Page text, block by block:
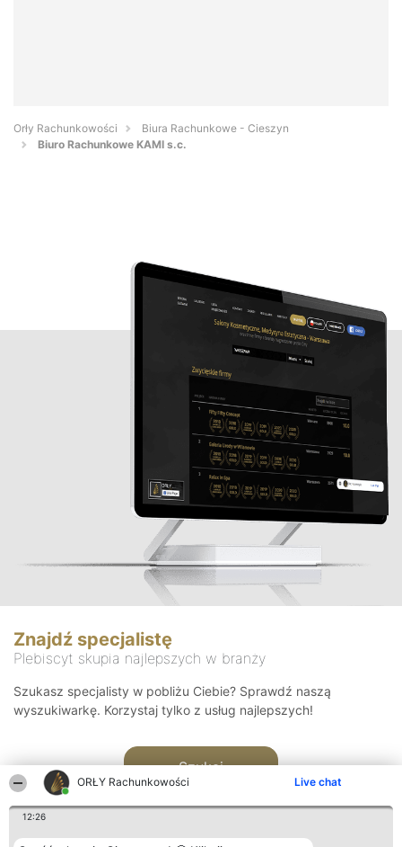
ORŁY Rachunkowości Live chat
12:26
Orły Rachunkowości
Biura Rachunkowe - Cieszyn
Biuro Rachunkowe KAMI s.c.
Znajdź specjalistę
Plebiscyt skupia najlepszych w branży
Szukasz specjalisty w pobliżu Ciebie? Sprawdź naszą
wyszukiwarkę. Korzystaj tylko z usług najlepszych!
Szukaj